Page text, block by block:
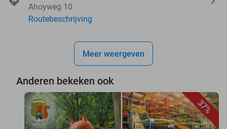
Ahoyweg 10
Routebeschrijving
Meer weergeven
Anderen bekeken ook
37%